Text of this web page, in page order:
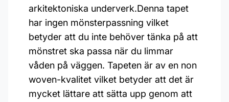
arkitektoniska underverk.Denna tapet
har ingen mönsterpassning vilket
betyder att du inte behöver tänka på att
mönstret ska passa när du limmar
våden på väggen. Tapeten är av en non
woven-kvalitet vilket betyder att det är
mycket lättare att sätta upp genom att